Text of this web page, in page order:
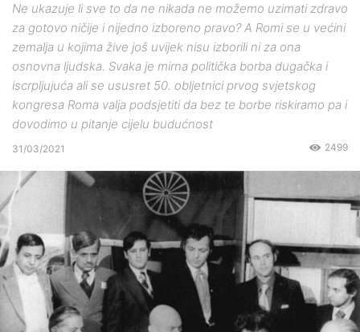
Ne ukazuje li sve to da ne nikada ne možemo uzimati zdravo
za gotovo ničije i nijedno izboreno pravo? A Romi se u većini
zemalja u kojima žive još uvijek nisu izborili ni za ona
osnovna ljudska. Svaka je mirna politička borba dugačka i
iscrpljujuća ali se ususret 50. obljetnici prvog svjetskog
kongresa Roma valja podsjetiti da bez te borbe riskiramo pa i
dovodimo u pitanje cijelu budućnost
31/03/2021 2499